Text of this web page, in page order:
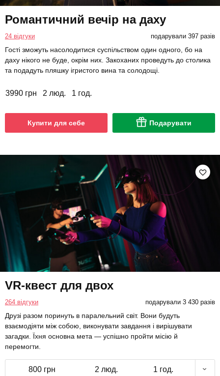
Романтичний вечір на даху
24 відгуки подарували 397 разів
Гості зможуть насолодитися суспільством один одного, бо на
даху нікого не буде, окрім них. Закоханих проведуть до столика
та подадуть пляшку ігристого вина та солодощі.
3990 грн 2 люд. 1 год.
Купити для себе Подарувати
VR-квест для двох
264 відгуки подарували 3 430 разів
Друзі разом поринуть в паралельний світ. Вони будуть
взаємодіяти між собою, виконувати завдання і вирішувати
загадки. Їхня основна мета — успішно пройти місію й
перемогти.
800 грн 2 люд. 1 год.